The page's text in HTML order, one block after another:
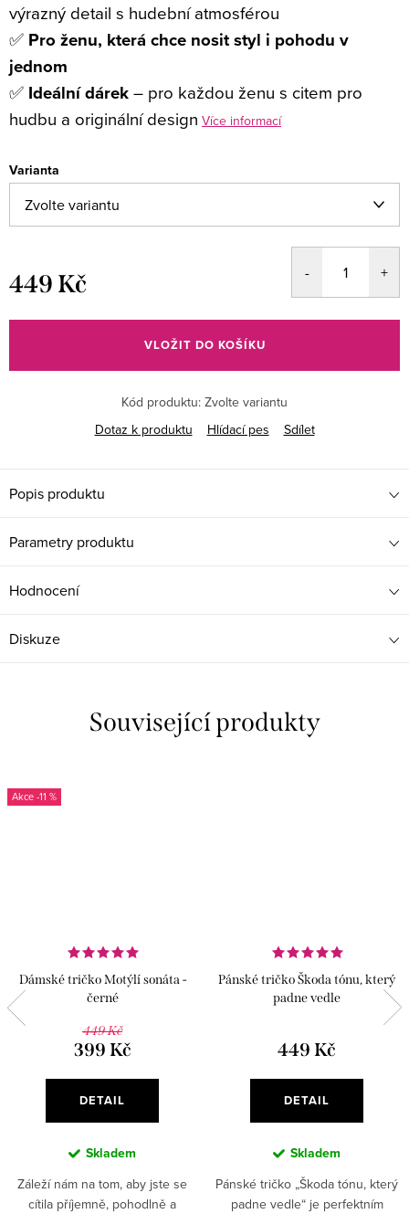
výrazný detail s hudební atmosférou
✅ Pro ženu, která chce nosit styl i pohodu v
jednom
✅ Ideální dárek– pro každou ženu s citem pro
hudbu a originální design Více informací
Varianta
449 Kč
cena:
VLOŽIT DO KOŠÍKU
Kód produktu: Zvolte variantu
Dotaz k produktu
Hlídací pes Sdílet
Popis produktu
Parametry produktu
Hodnocení
Diskuze
Související produkty
-11 %
Dámské tričko Motýlí sonáta -
černé
449 Kč
399 Kč
DETAIL
Skladem
Záleží nám na tom, aby jste se
cítila příjemně, pohodlně a
Pánské tričko Škoda tónu, který
padne vedle
449 Kč
DETAIL
Skladem
Pánské tričko „Škoda tónu, který
padne vedle“ je perfektním